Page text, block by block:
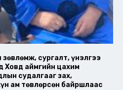
сургалт, үнэлгээ
Ховд аймгийн цахим
судалгааг зах,
ам төвлөрсөн байршлаас